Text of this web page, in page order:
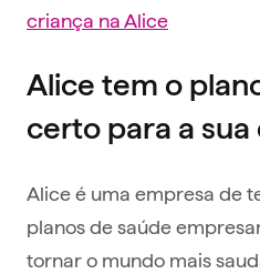
criança na Alice
Alice tem o
certo para a sua
Alice é uma empresa de
planos de saúde
tornar o mundo mais